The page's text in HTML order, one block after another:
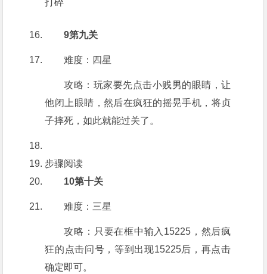
打碎
9第九关
难度：四星
攻略：玩家要先点击小贱男的眼睛，让
他闭上眼睛，然后在疯狂的摇晃手机，将贞
子摔死，如此就能过关了。
步骤阅读
10第十关
难度：三星
攻略：只要在框中输入15225，然后疯
狂的点击问号，等到出现15225后，再点击
确定即可。